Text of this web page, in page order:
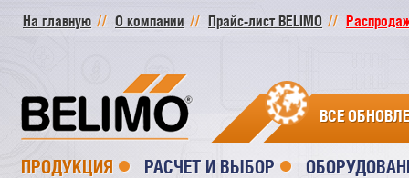
На главную О компании Прайс-лист BELIMO
ВСЕ
ПРОДУКЦИЯ РАСЧЕТ И ВЫБОР